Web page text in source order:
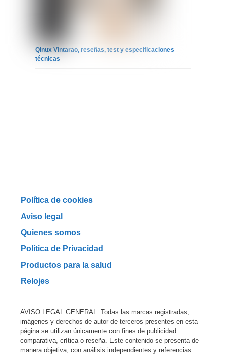
Qinux Vintarao, reseñas, test y especificaciones
técnicas
Política de cookies
Aviso legal
Quienes somos
Política de Privacidad
Productos para la salud
Relojes
AVISO LEGAL GENERAL: Todas las marcas registradas,
imágenes y derechos de autor de terceros presentes en esta
página se utilizan únicamente con fines de publicidad
comparativa, crítica o reseña. Este contenido se presenta de
manera objetiva, con análisis independientes y referencias